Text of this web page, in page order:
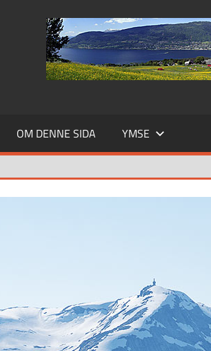
OM DENNE SIDA YMSE